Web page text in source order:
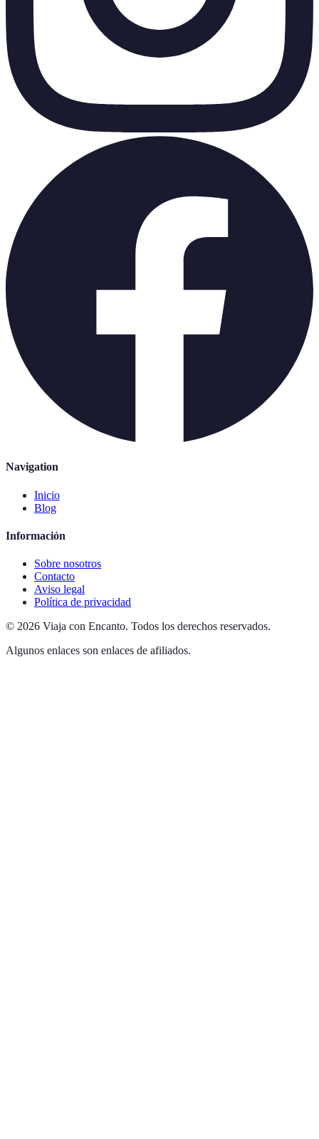
Navigation
Inicio
Blog
Información
Sobre nosotros
Contacto
Aviso legal
Política de privacidad
© 2026 Viaja con Encanto. Todos los derechos reservados.
Algunos enlaces son enlaces de afiliados.